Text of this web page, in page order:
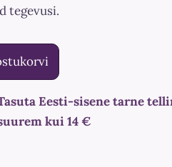
tegevusi.
Eesti-sisene tarne
kui